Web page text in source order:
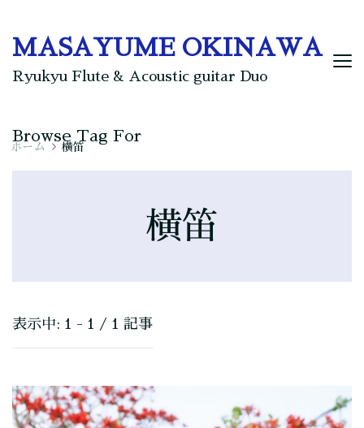
MASAYUME OKINAWA
Ryukyu Flute & Acoustic guitar Duo
ホーム 横笛
Browse Tag For
横笛
表示中: 1 - 1 / 1 記事